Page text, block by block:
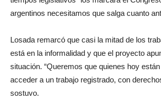
argentinos necesitamos que salga cuanto
Losada remarcó que casi la mitad de los
está en la informalidad y que el proyecto
situación. “Queremos que quienes hoy
acceder a un trabajo registrado, con
sostuvo.